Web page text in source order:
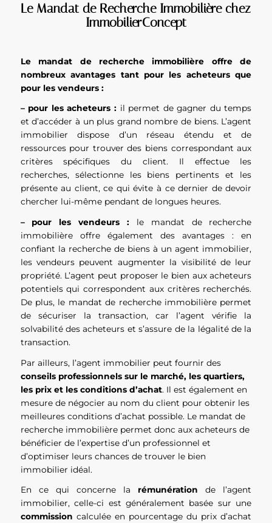
Le Mandat de Recherche Immobilière chez
ImmobilierConcept
Le mandat de recherche immobilière offre de
nombreux avantages tant pour les acheteurs que
pour les vendeurs :
– pour les acheteurs : il permet de gagner du temps
et d’accéder à un plus grand nombre de biens. L’agent
immobilier dispose d’un réseau étendu et de
ressources pour trouver des biens correspondant aux
critères spécifiques du client. Il effectue les
recherches, sélectionne les biens pertinents et les
présente au client, ce qui évite à ce dernier de devoir
chercher lui-même pendant de longues heures.
– pour les vendeurs : le mandat de recherche
immobilière offre également des avantages : en
confiant la recherche de biens à un agent immobilier,
les vendeurs peuvent augmenter la visibilité de leur
propriété. L’agent peut proposer le bien aux acheteurs
potentiels qui correspondent aux critères recherchés.
De plus, le mandat de recherche immobilière permet
de sécuriser la transaction, car l’agent vérifie la
solvabilité des acheteurs et s’assure de la légalité de la
transaction.
Par ailleurs, l’agent immobilier peut fournir des
conseils professionnels sur le marché, les quartiers,
les prix et les conditions d’achat. Il est également en
mesure de négocier au nom du client pour obtenir les
meilleures conditions d’achat possible. Le mandat de
recherche immobilière permet donc aux acheteurs de
bénéficier de l’expertise d’un professionnel et
d’optimiser leurs chances de trouver le bien
immobilier idéal.
En ce qui concerne la rémunération de l’agent
immobilier, celle-ci est généralement basée sur une
commission calculée en pourcentage du prix d’achat